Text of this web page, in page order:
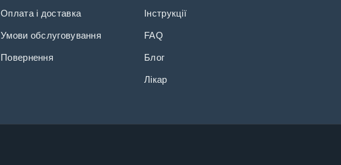
Оплата і доставка
Умови обслуговування
Повернення
Інструкції
FAQ
Блог
Лікар